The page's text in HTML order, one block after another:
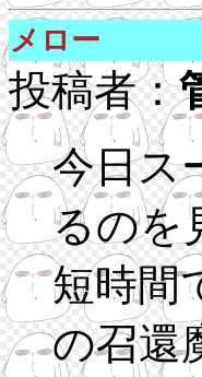
メロー
投稿者：
今日ス
るのを見
短時間
の召還